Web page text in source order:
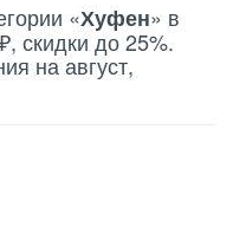
«Хуфен» в
скидки до 25%.
на август,